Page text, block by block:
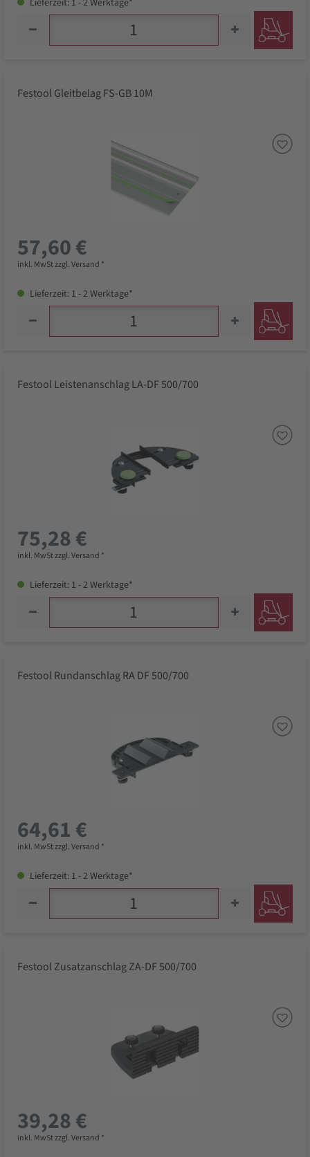
Lieferzeit: 1 - 2 Werktage*
Festool Gleitbelag FS-GB 10M
57,60 €
inkl. MwSt zzgl. Versand *
Lieferzeit: 1 - 2 Werktage*
Festool Leistenanschlag LA-DF 500/700
75,28 €
inkl. MwSt zzgl. Versand *
Lieferzeit: 1 - 2 Werktage*
Festool Rundanschlag RA DF 500/700
64,61 €
inkl. MwSt zzgl. Versand *
Lieferzeit: 1 - 2 Werktage*
Festool Zusatzanschlag ZA-DF 500/700
39,28 €
inkl. MwSt zzgl. Versand *